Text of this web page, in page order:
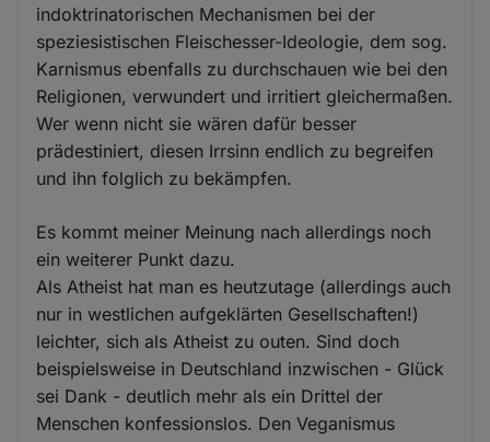
indoktrinatorischen Mechanismen bei der
speziesistischen Fleischesser-Ideologie, dem sog.
Karnismus ebenfalls zu durchschauen wie bei den
Religionen, verwundert und irritiert gleichermaßen.
Wer wenn nicht sie wären dafür besser
prädestiniert, diesen Irrsinn endlich zu begreifen
und ihn folglich zu bekämpfen.
Es kommt meiner Meinung nach allerdings noch
ein weiterer Punkt dazu.
Als Atheist hat man es heutzutage (allerdings auch
nur in westlichen aufgeklärten Gesellschaften!)
leichter, sich als Atheist zu outen. Sind doch
beispielsweise in Deutschland inzwischen - Glück
sei Dank - deutlich mehr als ein Drittel der
Menschen konfessionslos. Den Veganismus